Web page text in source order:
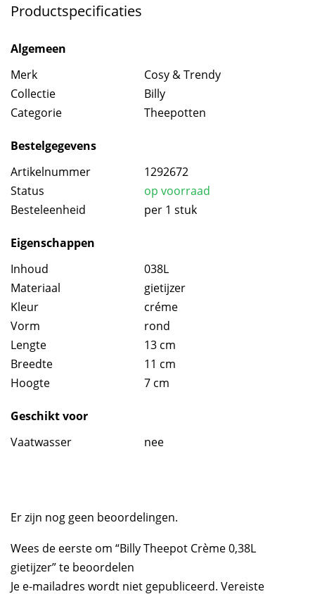
Productspecificaties
Algemeen
Merk
Cosy & Trendy
Collectie
Billy
Categorie
Theepotten
Bestelgegevens
Artikelnummer
1292672
Status
op voorraad
Besteleenheid
per 1 stuk
Eigenschappen
Inhoud
038L
Materiaal
gietijzer
Kleur
créme
Vorm
rond
Lengte
13 cm
Breedte
11 cm
Hoogte
7 cm
Geschikt voor
Vaatwasser
nee
Er zijn nog geen beoordelingen.
Wees de eerste om “Billy Theepot Crème 0,38L
gietijzer” te beoordelen
Je e-mailadres wordt niet gepubliceerd. Vereiste